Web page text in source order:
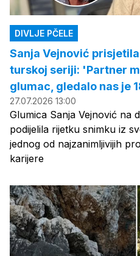
DIVLJE PČELE
Sanja Vejnović
turskoj seriji: 'Partner
glumac, gledalo nas je
27.07.2026 13:00
Glumica Sanja Vejnović na
podijelila rijetku snimku iz
jednog od najzanimljivijih
karijere